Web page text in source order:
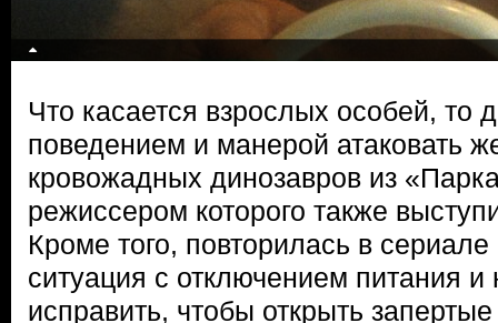
Что касается взрослых особей, то
поведением и манерой атаковать
кровожадных динозавров из
режиссером которого также
Кроме того, повторилась в
ситуация с отключением питания
исправить, чтобы открыть